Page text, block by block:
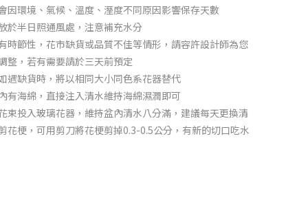
因環境、氣候、溫度、溼度不同原因影響保存天數
於半日照通風處，注意補充水分
時節性，花市缺貨或品質不佳等情形，請容許設計師為您
整，若有需要請於三天前預定
遇缺貨時，將以相同大小同色系花器替代
有海綿，直接注入清水維持海綿濕潤即可
束投入玻璃花器，維持盆內清水八分滿，建議每天更換清
花梗，可用剪刀將花梗剪掉0.3-0.5公分，有新的切口吃水